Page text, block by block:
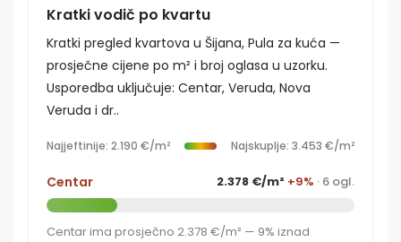
Kratki vodič po kvartu
Kratki pregled kvartova u Šijana, Pula za kuća —
prosječne cijene po m² i broj oglasa u uzorku.
Usporedba uključuje: Centar, Veruda, Nova
Veruda i dr..
Najjeftinije: 2.190 €/m² Najskuplje: 3.453 €/m²
Centar 2.378 €/m² +9% · 6 ogl.
Centar ima prosječno 2.378 €/m² — 9% iznad